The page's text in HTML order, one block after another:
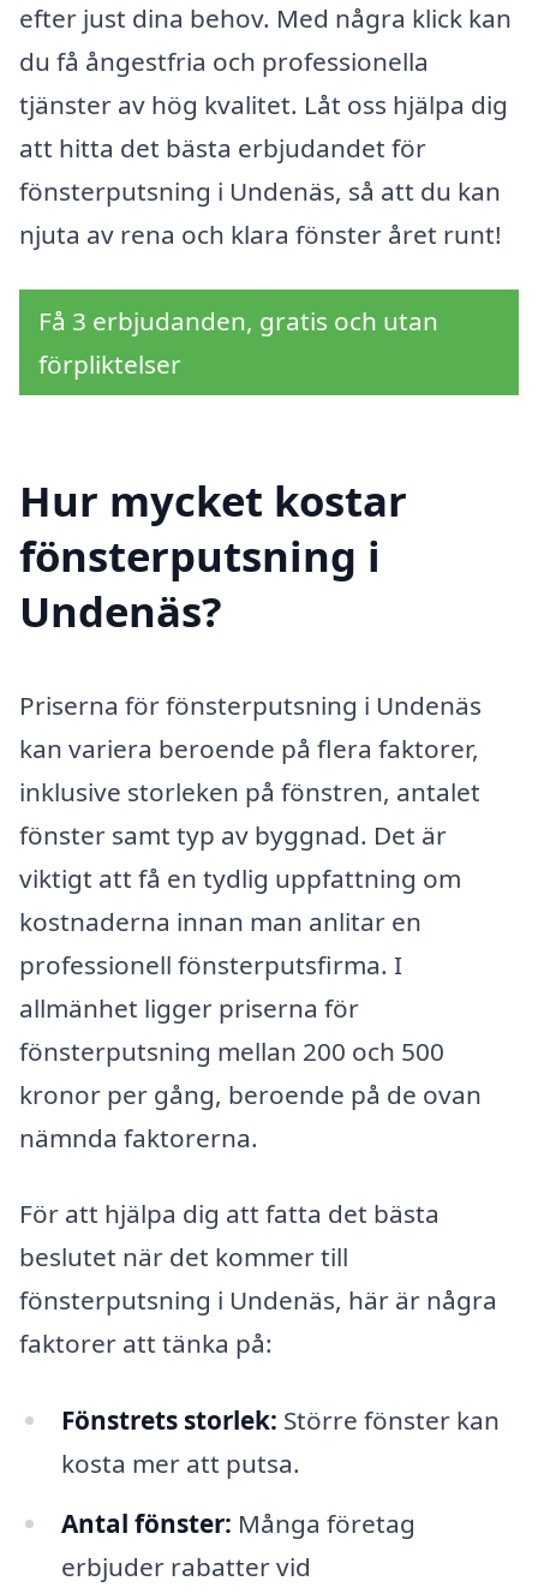
efter just dina behov. Med några klick kan
du få ångestfria och professionella
tjänster av hög kvalitet. Låt oss hjälpa dig
att hitta det bästa erbjudandet för
fönsterputsning i Undenäs, så att du kan
njuta av rena och klara fönster året runt!
Få 3 erbjudanden, gratis och utan
förpliktelser
Hur mycket kostar
fönsterputsning i
Undenäs?
Priserna för fönsterputsning i Undenäs
kan variera beroende på flera faktorer,
inklusive storleken på fönstren, antalet
fönster samt typ av byggnad. Det är
viktigt att få en tydlig uppfattning om
kostnaderna innan man anlitar en
professionell fönsterputsfirma. I
allmänhet ligger priserna för
fönsterputsning mellan 200 och 500
kronor per gång, beroende på de ovan
nämnda faktorerna.
För att hjälpa dig att fatta det bästa
beslutet när det kommer till
fönsterputsning i Undenäs, här är några
faktorer att tänka på:
Fönstrets storlek: Större fönster kan
kosta mer att putsa.
Antal fönster: Många företag
erbjuder rabatter vid